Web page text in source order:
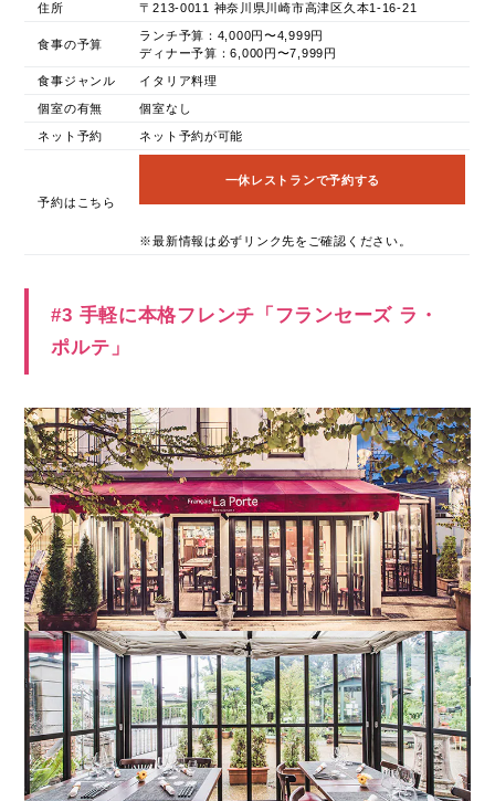
住所 〒213-0011 神奈川県川崎市高津区久本1-16-21
食事の予算
ランチ予算：4,000円〜4,999円
ディナー予算：6,000円〜7,999円
食事ジャンル イタリア料理
個室の有無 個室なし
ネット予約 ネット予約が可能
予約はこちら
一休レストランで予約する
※最新情報は必ずリンク先をご確認ください。
#3 手軽に本格フレンチ「フランセーズ ラ・
ポルテ」